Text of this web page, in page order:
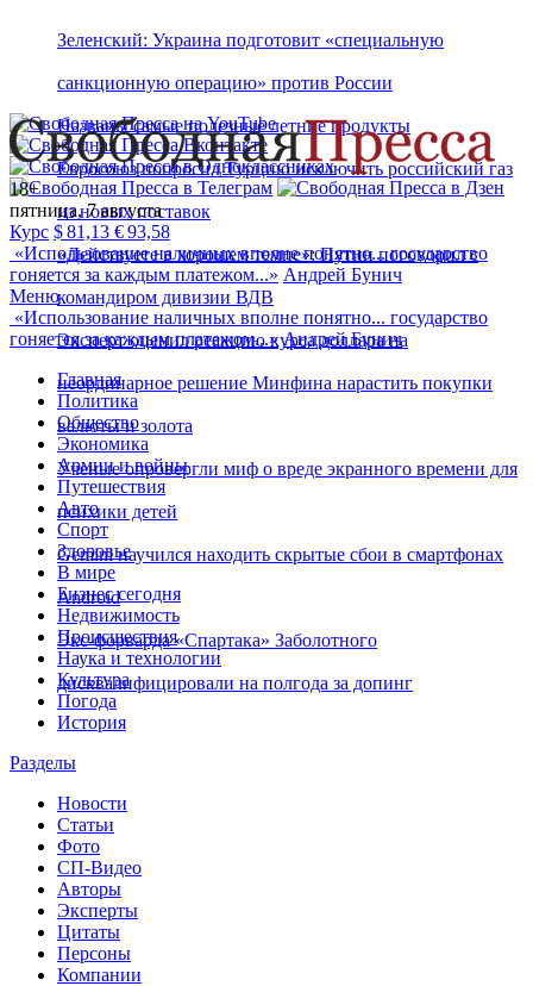
Зеленский: Украина подготовит «специальную
санкционную операцию» против России
Названы самые полезные летние продукты
Евросоюз попросил Турцию исключить российский газ
из новых поставок
«Действуете в хорошем темпе»: Путин поговорил с
командиром дивизии ВДВ
Эксперт оценил реакцию курса доллара на
неординарное решение Минфина нарастить покупки
валюты и золота
Ученые опровергли миф о вреде экранного времени для
психики детей
Gemini научился находить скрытые сбои в смартфонах
Android
Экс-форварда «Спартака» Заболотного
дисквалифицировали на полгода за допинг
18+
пятница, 7 августа
Курс $81,13 €93,58
«Использование наличных вполне понятно... государство
гоняется за каждым платежом...» Андрей Бунич
Меню
«Использование наличных вполне понятно... государство
гоняется за каждым платежом...» Андрей Бунич
Главная
Политика
Общество
Экономика
Армии и войны
Путешествия
Авто
Спорт
Здоровье
В мире
Бизнес сегодня
Недвижимость
Происшествия
Наука и технологии
Культура
Погода
История
Разделы
Новости
Статьи
Фото
СП-Видео
Авторы
Эксперты
Цитаты
Персоны
Компании